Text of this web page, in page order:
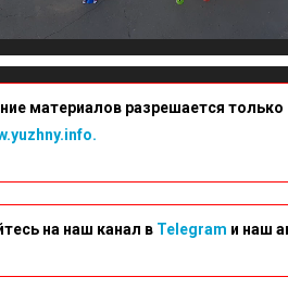
материалов разрешается
на наш канал в Telegram и наш